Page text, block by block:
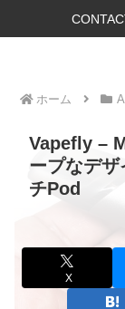
ホーム
Vapefly –
ープなデ
チPod
X